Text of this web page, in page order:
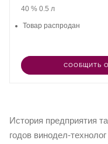
Производитель:
.Крепость
40 %. Объем
0.5 л
Товар распродан
СООБЩИТЬ
История предприятия
годов винодел-